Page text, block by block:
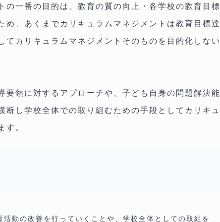
の一番の目的は、教育の質の向上・各学校の教育目標
め、あくまでカリキュラムマネジメントは教育目標達
てカリキュラムマネジメントそのものを目的化しない
要領に対するアプローチや、子ども自身の問題解決能
断し学校全体での取り組むための手段としてカリキュ
。
動の改善を行っていくことや、学校全体としての取組を